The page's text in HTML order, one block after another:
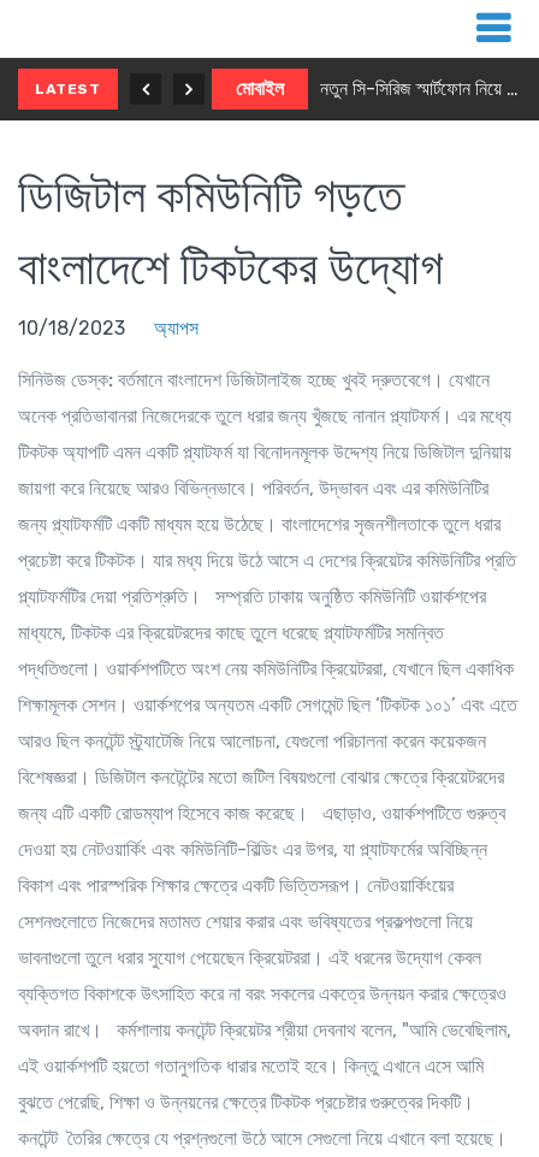
LATEST মোবাইল নতুন সি-সিরিজ স্মার্টফোন নিয়ে আসছে রিয়েলমি
ডিজিটাল কমিউনিটি গড়তে
বাংলাদেশে টিকটকের উদ্যোগ
10/18/2023 অ্যাপস
সিনিউজ ডেস্ক: বর্তমানে বাংলাদেশ ডিজিটালাইজ হচ্ছে খুবই দ্রুতবেগে। যেখানে
অনেক প্রতিভাবানরা নিজেদেরকে তুলে ধরার জন্য খুঁজছে নানান প্ল্যাটফর্ম। এর মধ্যে
টিকটক অ্যাপটি এমন একটি প্ল্যাটফর্ম যা বিনোদনমূলক উদ্দেশ্য নিয়ে ডিজিটাল দুনিয়ায়
জায়গা করে নিয়েছে আরও বিভিন্নভাবে। পরিবর্তন, উদ্ভাবন এবং এর কমিউনিটির
জন্য প্ল্যাটফর্মটি একটি মাধ্যম হয়ে উঠেছে। বাংলাদেশের সৃজনশীলতাকে তুলে ধরার
প্রচেষ্টা করে টিকটক। যার মধ্য দিয়ে উঠে আসে এ দেশের ক্রিয়েটর কমিউনিটির প্রতি
প্ল্যাটফর্মটির দেয়া প্রতিশ্রুতি। সম্প্রতি ঢাকায় অনুষ্ঠিত কমিউনিটি ওয়ার্কশপের
মাধ্যমে, টিকটক এর ক্রিয়েটরদের কাছে তুলে ধরেছে প্ল্যাটফর্মটির সমন্বিত
পদ্ধতিগুলো। ওয়ার্কশপটিতে অংশ নেয় কমিউনিটির ক্রিয়েটররা, যেখানে ছিল একাধিক
শিক্ষামূলক সেশন। ওয়ার্কশপের অন্যতম একটি সেগমেন্ট ছিল ‘টিকটক ১০১’ এবং এতে
আরও ছিল কনটেন্ট স্ট্র্যাটেজি নিয়ে আলোচনা, যেগুলো পরিচালনা করেন কয়েকজন
বিশেষজ্ঞরা। ডিজিটাল কনটেন্টের মতো জটিল বিষয়গুলো বোঝার ক্ষেত্রে ক্রিয়েটরদের
জন্য এটি একটি রোডম্যাপ হিসেবে কাজ করেছে। এছাড়াও, ওয়ার্কশপটিতে গুরুত্ব
দেওয়া হয় নেটওয়ার্কিং এবং কমিউনিটি-বিল্ডিং এর উপর, যা প্ল্যাটফর্মের অবিচ্ছিন্ন
বিকাশ এবং পারস্পরিক শিক্ষার ক্ষেত্রে একটি ভিত্তিসরূপ। নেটওয়ার্কিংয়ের
সেশনগুলোতে নিজেদের মতামত শেয়ার করার এবং ভবিষ্যতের প্রকল্পগুলো নিয়ে
ভাবনাগুলো তুলে ধরার সুযোগ পেয়েছেন ক্রিয়েটররা। এই ধরনের উদ্যোগ কেবল
ব্যক্তিগত বিকাশকে উৎসাহিত করে না বরং সকলের একত্রে উন্নয়ন করার ক্ষেত্রেও
অবদান রাখে। কর্মশালায় কনটেন্ট ক্রিয়েটর শ্রীয়া দেবনাথ বলেন, "আমি ভেবেছিলাম,
এই ওয়ার্কশপটি হয়তো গতানুগতিক ধারার মতোই হবে। কিন্তু এখানে এসে আমি
বুঝতে পেরেছি, শিক্ষা ও উন্নয়নের ক্ষেত্রে টিকটক প্রচেষ্টার গুরুত্বের দিকটি।
কনটেন্ট তৈরির ক্ষেত্রে যে প্রশ্নগুলো উঠে আসে সেগুলো নিয়ে এখানে বলা হয়েছে।